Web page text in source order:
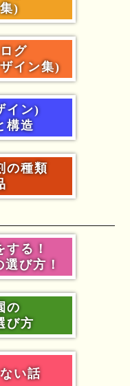
)
グ
イン集)
イン)
構造
の種類
する！
び方！
の
び方
い話